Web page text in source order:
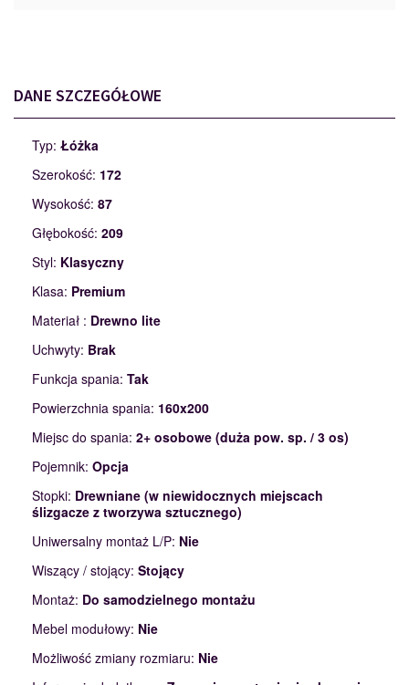
DANE SZCZEGÓŁOWE
Typ: Łóżka
Szerokość: 172
Wysokość: 87
Głębokość: 209
Styl: Klasyczny
Klasa: Premium
Materiał : Drewno lite
Uchwyty: Brak
Funkcja spania: Tak
Powierzchnia spania: 160x200
Miejsc do spania: 2+ osobowe (duża pow. sp. / 3 os)
Pojemnik: Opcja
Stopki: Drewniane (w niewidocznych miejscach
ślizgacze z tworzywa sztucznego)
Uniwersalny montaż L/P: Nie
Wiszący / stojący: Stojący
Montaż: Do samodzielnego montażu
Mebel modułowy: Nie
Możliwość zmiany rozmiaru: Nie